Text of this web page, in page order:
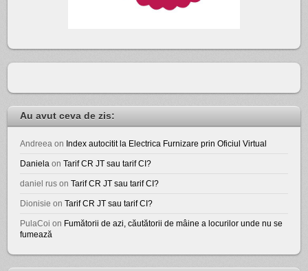
Au avut ceva de zis:
Andreea on Index autocitit la Electrica Furnizare prin Oficiul Virtual
Daniela onTarif CR JT sau tarif CI?
daniel rus onTarif CR JT sau tarif CI?
Dionisie onTarif CR JT sau tarif CI?
PulaCoi on Fumătorii de azi, căutătorii de mâine a locurilor unde nu se
fumează